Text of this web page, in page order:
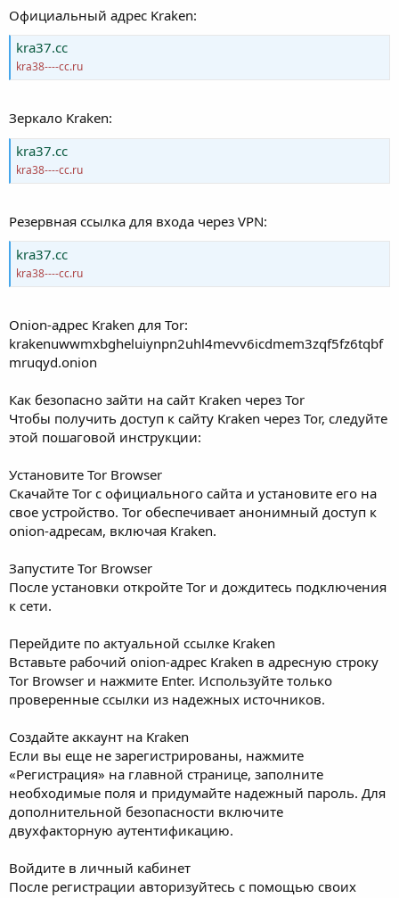
Официальный адрес Kraken:
kra37.cc
kra38----cc.ru
Зеркало Kraken:
kra37.cc
kra38----cc.ru
Резервная ссылка для входа через VPN:
kra37.cc
kra38----cc.ru
Onion-адрес Kraken для Tor:
krakenuwwmxbgheluiynpn2uhl4mevv6icdmem3zqf5fz6tqbf
mruqyd.onion
Как безопасно зайти на сайт Kraken через Tor
Чтобы получить доступ к сайту Kraken через Tor, следуйте
этой пошаговой инструкции:
Установите Tor Browser
Скачайте Tor с официального сайта и установите его на
свое устройство. Tor обеспечивает анонимный доступ к
onion-адресам, включая Kraken.
Запустите Tor Browser
После установки откройте Tor и дождитесь подключения
к сети.
Перейдите по актуальной ссылке Kraken
Вставьте рабочий onion-адрес Kraken в адресную строку
Tor Browser и нажмите Enter. Используйте только
проверенные ссылки из надежных источников.
Создайте аккаунт на Kraken
Если вы еще не зарегистрированы, нажмите
«Регистрация» на главной странице, заполните
необходимые поля и придумайте надежный пароль. Для
дополнительной безопасности включите
двухфакторную аутентификацию.
Войдите в личный кабинет
После регистрации авторизуйтесь с помощью своих